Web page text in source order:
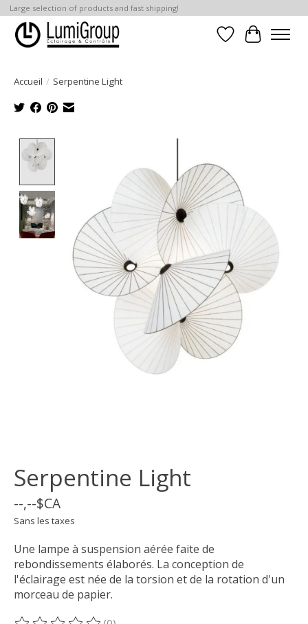
Large selection of products and fast shipping!
Liste dePanier
Accueil / Serpentine Light
Serpentine Light
--,--$CA
Sans les taxes
Une lampe à suspension aérée faite de
rebondissements élaborés. La conception de
l'éclairage est née de la torsion et de la rotation d'un
morceau de papier.